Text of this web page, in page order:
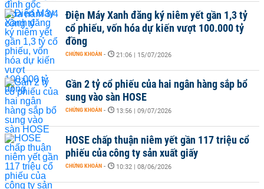
Điện Máy Xanh đăng ký niêm yết gần 1,3 tỷ
cổ phiếu, vốn hóa dự kiến vượt 100.000 tỷ
đồng
CHỨNG KHOÁN - 21:06 | 15/07/2026
Gần 2 tỷ cổ phiếu của hai ngân hàng sắp bổ
sung vào sàn HOSE
CHỨNG KHOÁN - 13:56 | 09/07/2026
HOSE chấp thuận niêm yết gần 117 triệu cổ
phiếu của công ty sản xuất giấy
CHỨNG KHOÁN - 10:32 | 08/06/2026